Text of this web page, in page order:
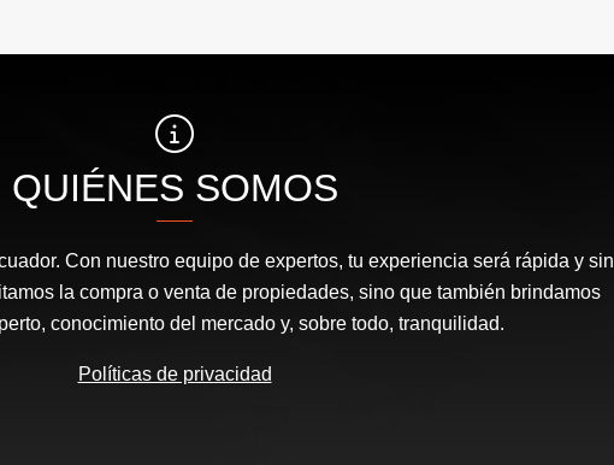
QUIÉNES SOMOS
Con nuestro equipo de expertos, tu experiencia será rápida y sin
la compra o venta de propiedades, sino que también brindamos
conocimiento del mercado y, sobre todo, tranquilidad.
Políticas de privacidad